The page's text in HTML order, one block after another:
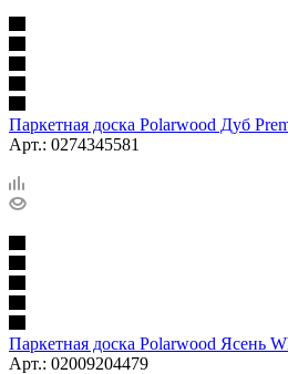
Паркетная доска Polarwood Дуб
Арт.: 0274345581
Паркетная доска Polarwood Ясень
Арт.: 02009204479